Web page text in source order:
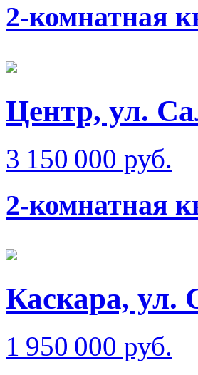
2-комнатная
Центр, ул.
3 150 000 руб.
2-комнатная
Каскара, ул.
1 950 000 руб.